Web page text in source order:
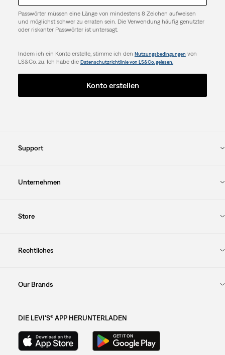
Passwörter müssen eine Länge von mindestens 8 Zeichen aufweisen
und möglichst schwer zu erraten sein. Die Verwendung häufig genutzter
oder riskanter Passwörter ist untersagt.
Indem ich ein Konto erstelle, stimme ich den Nutzungsbedingungen von
LS&Co. zu. Ich habe die Datenschutzrichtlinie von LS&Co. gelesen.
Konto erstellen
Support
Unternehmen
Store
Rechtliches
Our Brands
DIE LEVI'S® APP HERUNTERLADEN